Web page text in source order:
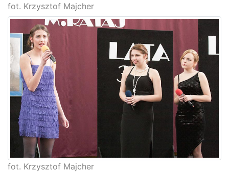
fot. Krzysztof Majcher
fot. Krzysztof Majcher